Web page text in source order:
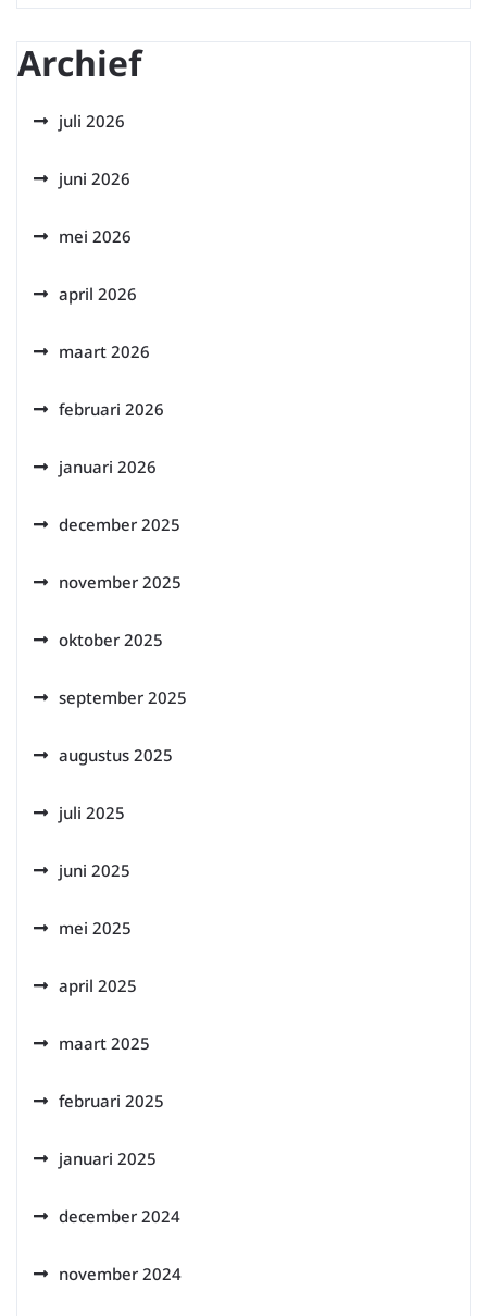
Archief
juli 2026
juni 2026
mei 2026
april 2026
maart 2026
februari 2026
januari 2026
december 2025
november 2025
oktober 2025
september 2025
augustus 2025
juli 2025
juni 2025
mei 2025
april 2025
maart 2025
februari 2025
januari 2025
december 2024
november 2024